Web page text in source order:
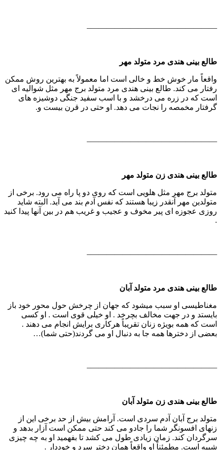
————————————————–
طالع بینی هندی مرد متولد مهر
واقعاً مار خوش خط و خالی است اما معمولاً به بهترین روش ممكن
رفتار می كند. طالع بینی هندی مرد متولد برج مهر مثل شوالیه ای
است كه در زره می درخشد و با اسب سفید جنگی دوشیزه های
گرفتار مخمصه را نجات می دهد. او حتی در قرن بیست و.
————————————————–
طالع بینی هندی زن متولد مهر
متولد برج مهر مثل هلویی است كه روی دو پا راه می رود. برخی از
متولدین مهر آنقدر زیبا هستند كه نفس آدم بند می آید. البته شاید
روزی عجوزه ای پیر مخوف و عجیب و غریب هم در بین آنها پیدا كنید
.
————————————————–
طالع بینی هندی مرد متولد آبان
مغناطیسی او سبب میشود كه جهان از چرخش حول محور خود باز
بایستد و در جهت مخالف بچرخد . او خیلی قوی است . او كسی
است كه همه بویژه زنان تقریباً هركاری برایش انجام می دهند .
بعضی از دخترها همه جا به دنبال او می گردند(حتی شما)…
————————————————–
طالع بینی هندی زن متولد آبان
متولد برج آبان آدم سردی است. آرامش بیش از حد برخی این از
زنهای افسونگر شما را جادو می كند حتی ممكن است آزار بدهد و
سرگردان كند. زمان زیادی طول می كشد تا بفهمید او به چه چیزی
شبیه است. مطمئناً او واقعاً همان دختر سرد و خوددار .